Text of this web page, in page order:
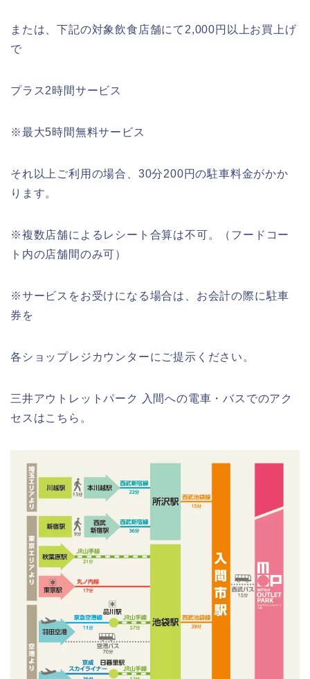
または、下記の対象飲食店舗にて2,000円以上お買上げ
で
プラス2時間サービス
※最大5時間無料サービス
それ以上ご利用の場合、30分200円の駐車料金がかか
ります。
※複数店舗によるレシート合算は不可。（フードコー
ト内の店舗間のみ可）
※サービスをお受けになる場合は、お会計の際に駐車
券を
各ショップレジカウンターにご提示ください。
三井アウトレットパーク 入間への電車・バスでのアク
セスはこちら。